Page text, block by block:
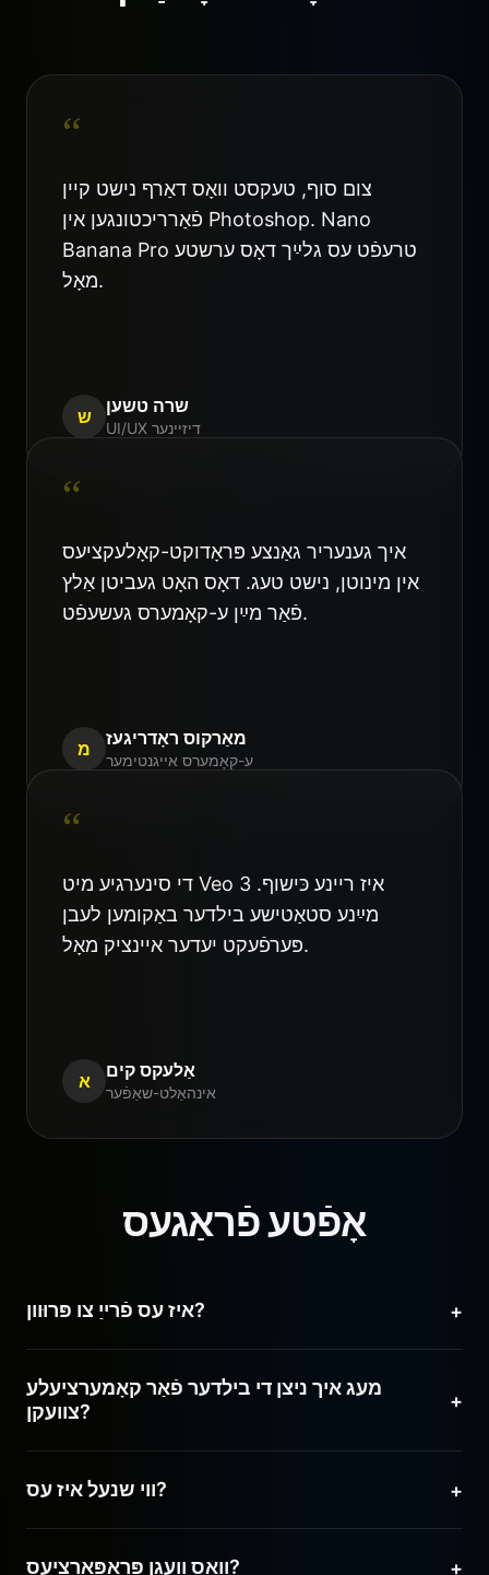
“
צום סוף, טעקסט וואָס דאַרף נישט קיין
פֿאַרריכטונגען אין Photoshop. Nano
Banana Pro טרעפֿט עס גלײַך דאָס ערשטע
מאָל.
ש שרה טשען
UI/UX דיזיינער
“
איך גענעריר גאַנצע פּראָדוקט-קאָלעקציעס
אין מינוטן, נישט טעג. דאָס האָט געביטן אַלץ
פֿאַר מײַן ע-קאָמערס געשעפֿט.
מ מאַרקוס ראָדריגעז
ע-קאָמערס אייגנטימער
“
די סינערגיע מיט Veo 3 איז ריינע כּישוף.
מײַנע סטאַטישע בילדער באַקומען לעבן
פּערפֿעקט יעדער איינציק מאָל.
א אַלעקס קים
אינהאַלט-שאַפֿער
אָפֿטע פֿראַגעס
איז עס פֿרייַ צו פּרוּוון? +
כּוחות פֿון Nano Banana Pro.
מעג איך ניצן די בילדער פֿאַר קאָמערציעלע
צוועקן?
+
ווי שנעל איז עס? +
וואָס וועגן פּראָפּאָרציעס? +